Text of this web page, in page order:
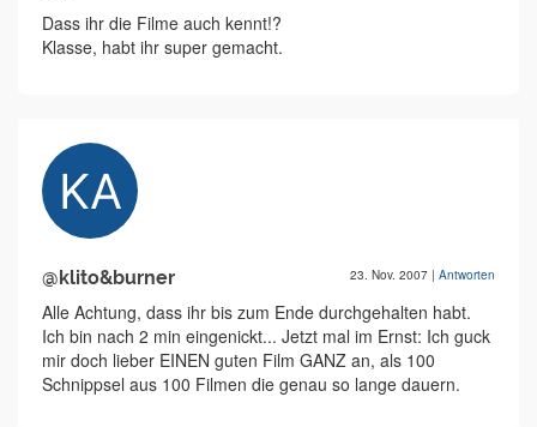
Dass ihr die Filme auch kennt!?
Klasse, habt ihr super gemacht.
@klito&burner 23. Nov. 2007 | Antworten
Alle Achtung, dass ihr bis zum Ende durchgehalten habt.
Ich bin nach 2 min eingenickt... Jetzt mal im Ernst: Ich guck
mir doch lieber EINEN guten Film GANZ an, als 100
Schnippsel aus 100 Filmen die genau so lange dauern.